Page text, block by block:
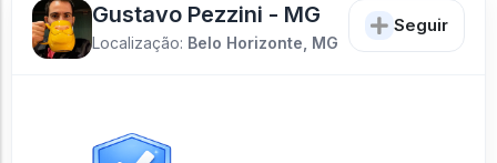
Gustavo Pezzini - MG
Localização: Belo Horizonte, MG
Seguir